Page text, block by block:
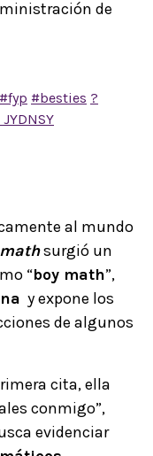
de
#fyp #besties ?
al mundo
surgió un
“boy math”,
y expone los
de algunos
cita, ella
conmigo”,
evidenciar